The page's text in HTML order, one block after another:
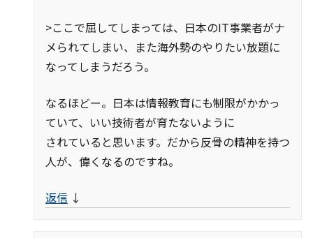
>ここで屈してしまっては、日本のIT事業者がナ
メられてしまい、また海外勢のやりたい放題に
なってしまうだろう。
なるほどー。日本は情報教育にも制限がかかっ
ていて、いい技術者が育たないように
されていると思います。だから反骨の精神を持つ
人が、偉くなるのですね。
返信 ↓